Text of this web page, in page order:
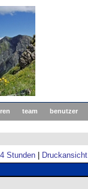
benutzer
team
Stunden Druckansicht